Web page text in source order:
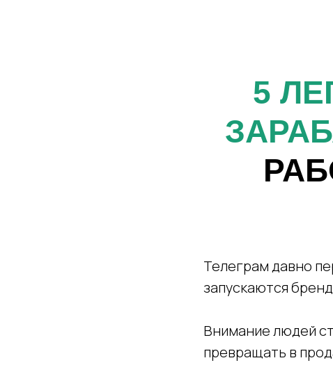
5
Телеграм давно
запускаются
Внимание людей
превращать в